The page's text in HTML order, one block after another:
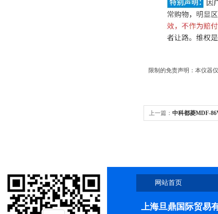
限制的免责声明：本仪器
上一篇： 中科都菱MDF-
网站首页
上海旦鼎国际贸易